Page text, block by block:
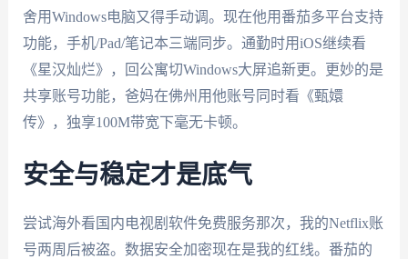
舍用Windows电脑又得手动调。现在他用番茄多平台支持
功能，手机/Pad/笔记本三端同步。通勤时用iOS继续看
《星汉灿烂》，回公寓切Windows大屏追新更。更妙的是
共享账号功能，爸妈在佛州用他账号同时看《甄嬛
传》，独享100M带宽下毫无卡顿。
安全与稳定才是底气
尝试海外看国内电视剧软件免费服务那次，我的Netflix账
号两周后被盗。数据安全加密现在是我的红线。番茄的